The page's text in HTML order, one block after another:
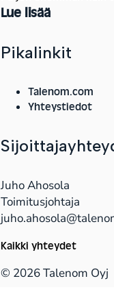
Lue lisää
Pikalinkit
Talenom.com
Yhteystiedot
Juho Ahosola
Toimitusjohtaja
Kaikki yhteydet
© 2026 Talenom Oyj